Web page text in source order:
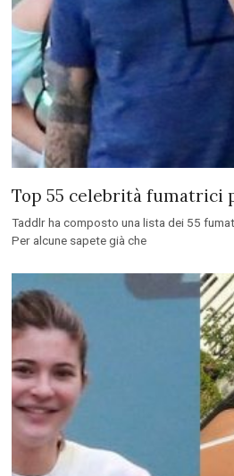
Top 55 celebrità fumatrici
Taddlr ha composto una lista dei 55
Per alcune sapete già che